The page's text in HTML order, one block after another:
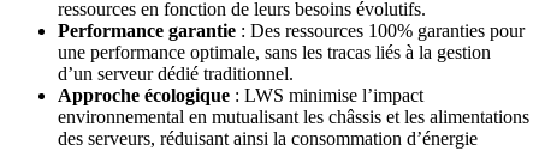
ressources en fonction de leurs besoins évolutifs.
Performance garantie : Des ressources 100% garanties pour
une performance optimale, sans les tracas liés à la gestion
d’un serveur dédié traditionnel.
Approche écologique : LWS minimise l’impact
environnemental en mutualisant les châssis et les alimentations
des serveurs, réduisant ainsi la consommation d’énergie